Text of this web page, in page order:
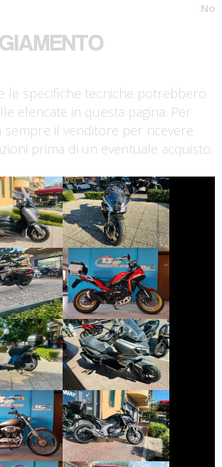
No
le specifiche tecniche potrebbero
elencate in questa pagina. Per
sempre il venditore per ricevere
prima di un eventuale acquisto.
XMAX
BENELLI
TORNADO
TRK
€
MOTO-MORINI X-
CAPE
€ 5.490 €
LIBERTY
€
SYM ADX-300
€ 4.690 €
€
HONDA NC-X
€ 6.490 €
€ € 5.990 €